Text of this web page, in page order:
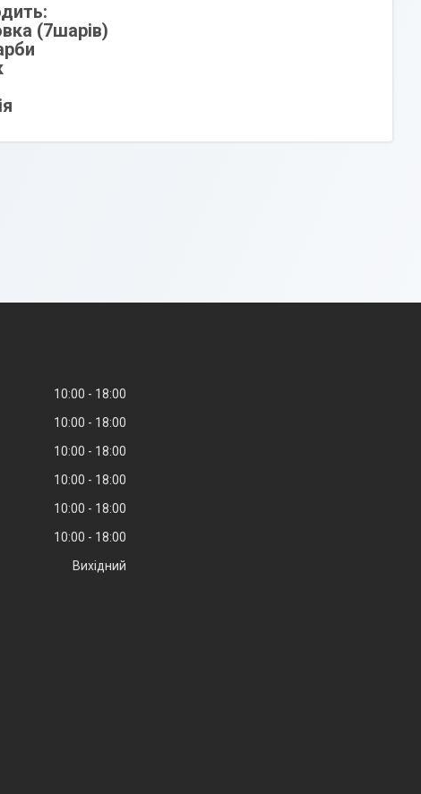
(7шарів)
10:00
18:00
10:00
18:00
10:00
18:00
10:00
18:00
10:00
18:00
10:00
18:00
Вихідний